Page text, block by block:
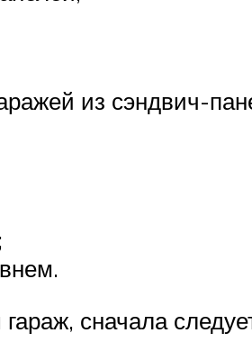
из сэндвич-
сначала